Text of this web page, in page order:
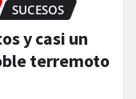
ESTATAL
GOBIERNO
ARMADAS